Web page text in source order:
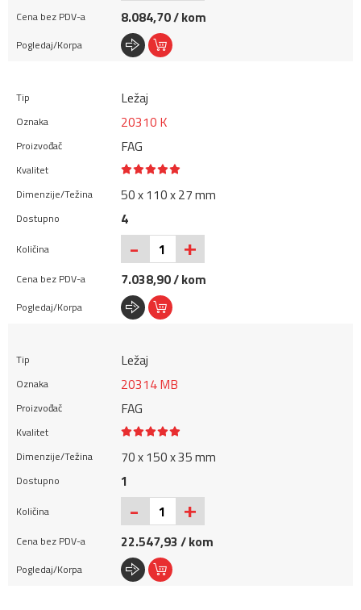
8.084,70 / kom
Ležaj
20310 K
FAG
50 x 110 x 27 mm
4
- +
7.038,90 / kom
Ležaj
20314 MB
FAG
70 x 150 x 35 mm
1
- +
22.547,93 / kom